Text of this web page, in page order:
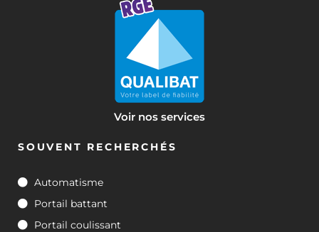
Voir nos services
SOUVENT RECHERCHÉS
Automatisme
Portail battant
Portail coulissant